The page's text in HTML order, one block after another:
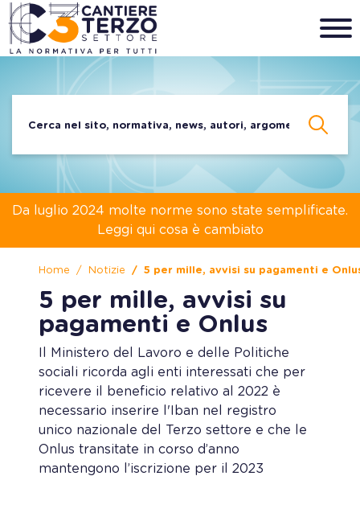
Da luglio 2024 molte norme sono state semplificate.
Leggi qui cosa è cambiato
Home Notizie 5 per mille, avvisi su pagamenti e
5 per mille, avvisi su
pagamenti e Onlus
Il Ministero del Lavoro e delle Politiche
sociali ricorda agli enti interessati che per
ricevere il beneficio relativo al 2022 è
necessario inserire l'Iban nel registro
unico nazionale del Terzo settore e che le
Onlus transitate in corso d’anno
mantengono l’iscrizione per il 2023